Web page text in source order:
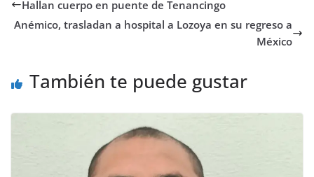
Hallan cuerpo en puente de Tenancingo
Anémico, trasladan a hospital a Lozoya en su regreso a
México
También te puede gustar